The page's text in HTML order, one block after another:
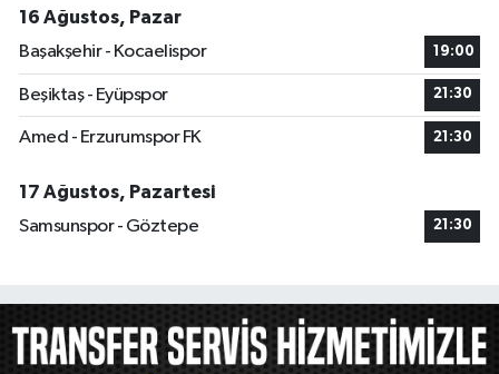
16 Ağustos, Pazar
Başakşehir - Kocaelispor
19:00
Beşiktaş - Eyüpspor 21:30
Amed - Erzurumspor FK 21:30
17 Ağustos, Pazartesi
Samsunspor - Göztepe
21:30